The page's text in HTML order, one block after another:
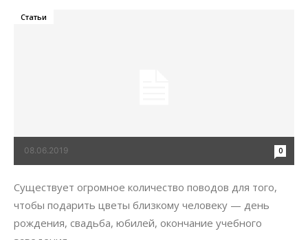
08.06.2019 0
Статьи
Существует огромное количество поводов для того,
чтобы подарить цветы близкому человеку — день
рождения, свадьба, юбилей, окончание учебного